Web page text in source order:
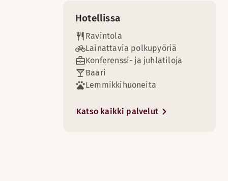
Hotellissa
Ravintola
Lainattavia polkupyöriä
Konferenssi- ja juhlatiloja
Baari
Lemmikkihuoneita
Katso kaikki palvelut